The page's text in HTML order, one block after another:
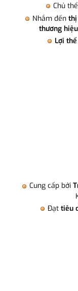
Chủ
Nhắm đến
thương hiệu
Lợi
Cung cấp bởi
Đạt tiêu